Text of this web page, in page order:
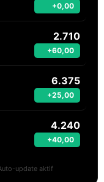
+0,00
2.710
+60,00
6.375
+25,00
4.240
+40,00
update aktif